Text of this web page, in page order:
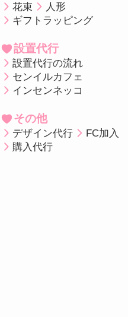
花束
人形
ギフトラッピング
設置代行
設置代行の流れ
センイルカフェ
インセンネッコ
その他
デザイン代行
FC加入
購入代行